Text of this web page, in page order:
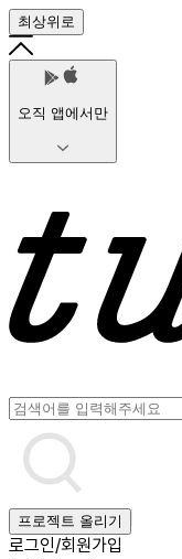
최상위로
오직 앱에서만
프로젝트 올리기
로그인/회원가입